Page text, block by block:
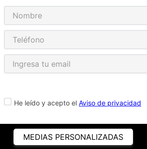
He leído y acepto el Aviso de privacidad
MEDIAS PERSONALIZADAS